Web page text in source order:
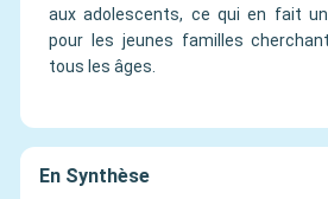
aux adolescents, ce qui en fait
pour les jeunes familles
tous les âges.
En Synthèse